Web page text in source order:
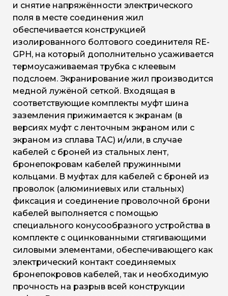
и снятие напряжённости электрического
поля в месте соединения жил
обеспечивается конструкцией
изолированного болтового соединителя RE-
GPH, на который дополнительно усаживается
термоусаживаемая трубка с клеевым
подслоем. Экранирование жил производится
медной лужёной сеткой. Входящая в
соответствующие комплекты муфт шина
заземления прижимается к экранам (в
версиях муфт с ленточным экраном или с
экраном из сплава ТАС) и/или, в случае
кабелей с броней из стальных лент,
бронепокровам кабелей пружинными
кольцами. В муфтах для кабелей с броней из
проволок (алюминиевых или стальных)
фиксация и соединение проволочной брони
кабелей выполняется с помощью
специального конусообразного устройства в
комплекте с оцинкованными стягивающими
силовыми элементами, обеспечивающего как
электрический контакт соединяемых
бронепокровов кабелей, так и необходимую
прочность на разрыв всей конструкции